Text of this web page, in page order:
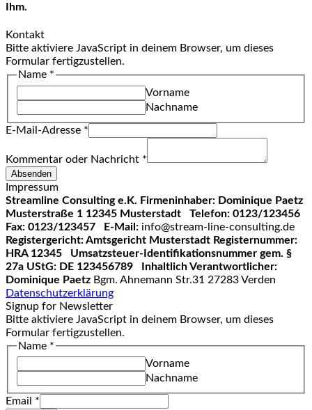
Ihm.
Kontakt
Bitte aktiviere JavaScript in deinem Browser, um dieses
Formular fertigzustellen.
Name *
Vorname
Nachname
E-Mail-Adresse *
Kommentar oder Nachricht *
Absenden
Impressum
Streamline Consulting e.K. Firmeninhaber: Dominique Paetz
Musterstraße 1 12345 Musterstadt
Telefon: 0123/123456
Fax: 0123/123457
E-Mail: info@stream-line-consulting.de
Registergericht: Amtsgericht Musterstadt Registernummer:
HRA 12345
Umsatzsteuer-Identifikationsnummer gem. §
27a UStG: DE 123456789
Inhaltlich Verantwortlicher:
Dominique Paetz Bgm. Ahnemann Str.31 27283 Verden
Datenschutzerklärung
Signup for Newsletter
Bitte aktiviere JavaScript in deinem Browser, um dieses
Formular fertigzustellen.
Name *
Vorname
Nachname
Email *